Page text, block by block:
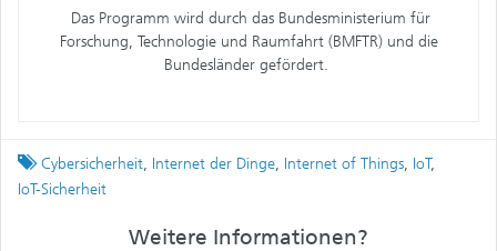
Das Programm wird durch das Bundesministerium für
Forschung, Technologie und Raumfahrt (BMFTR) und die
Bundesländer gefördert.
Tagged
Cybersicherheit, Internet der Dinge, Internet of Things, IoT,
IoT-Sicherheit
Weitere Informationen?